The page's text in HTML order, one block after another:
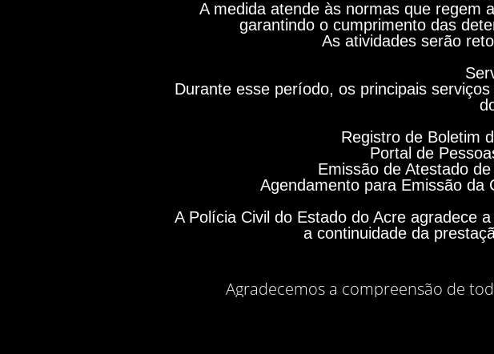
A medida atende às normas que regem
garantindo o cumprimento das
As atividades serão
Durante esse período, os principais
Registro de Boletim
Portal de
Emissão de Atestado
Agendamento para Emissão da
A Polícia Civil do Estado do Acre agradece
a continuidade da
Agradecemos a compreensão de